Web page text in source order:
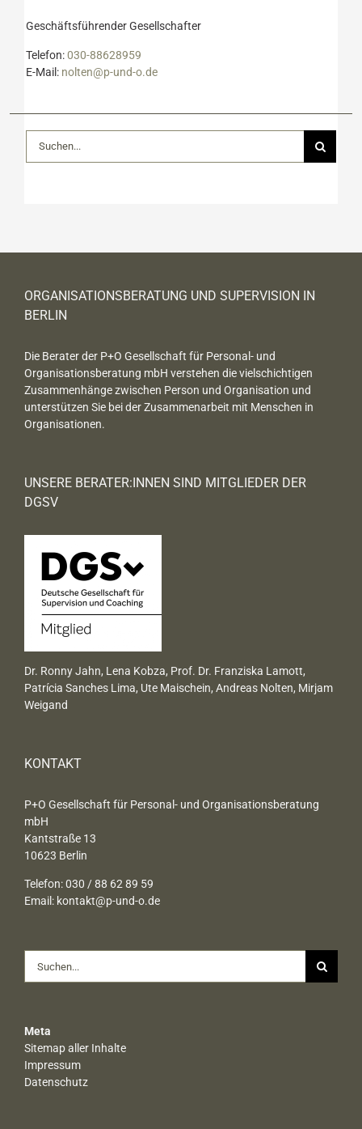
Geschäftsführender Gesellschafter
Telefon:030-88628959
E-Mail: nolten@p-und-o.de
nach:
ORGANISATIONSBERATUNG UND SUPERVISION IN
BERLIN
Die Berater der P+O Gesellschaft für Personal- und
Organisationsberatung mbH verstehen die vielschichtigen
Zusammenhänge zwischen Person und Organisation und
unterstützen Sie bei der Zusammenarbeit mit Menschen in
Organisationen.
UNSERE BERATER:INNEN SIND MITGLIEDER DER
DGSV
Dr. Ronny Jahn, Lena Kobza, Prof. Dr. Franziska Lamott,
Patrícia Sanches Lima, Ute Maischein, Andreas Nolten, Mirjam
Weigand
KONTAKT
P+O Gesellschaft für Personal- und Organisationsberatung
mbH
Kantstraße 13
10623 Berlin
Telefon: 030 / 88 62 89 59
Email: kontakt@p-und-o.de
nach:
Meta
Sitemap aller Inhalte
Impressum
Datenschutz